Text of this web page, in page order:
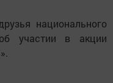
национального
участии в акции